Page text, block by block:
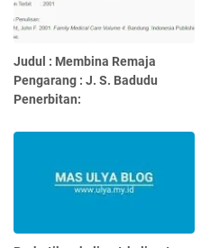
Judul : Membina Remaja
Pengarang : J. S. Badudu
Penerbitan: